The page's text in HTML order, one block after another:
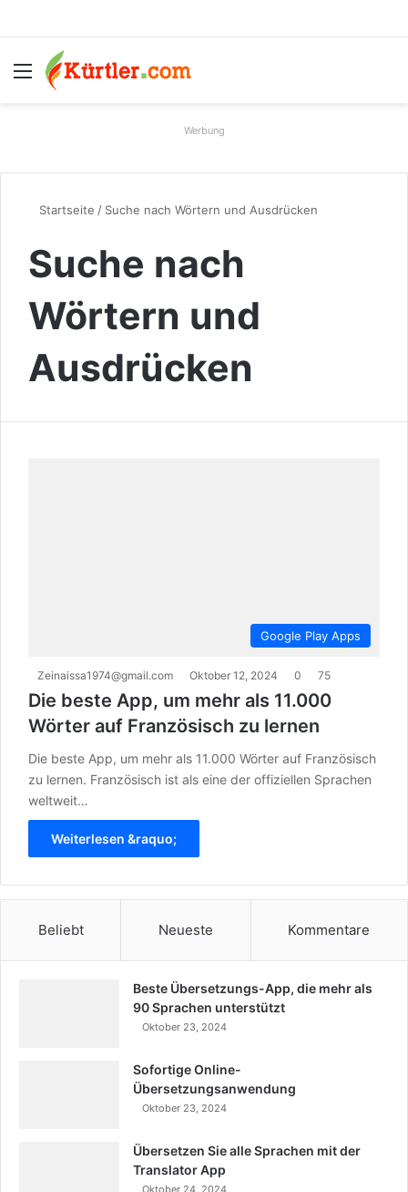
Menü
Werbung
Startseite / Suche nach Wörtern und Ausdrücken
Suche nach
Wörtern und
Ausdrücken
Google Play Apps
Zeinaissa1974@gmail.com Oktober 12, 2024 0 75
Die beste App, um mehr als 11.000
Wörter auf Französisch zu lernen
Die beste App, um mehr als 11.000 Wörter auf Französisch
zu lernen. Französisch ist als eine der offiziellen Sprachen
weltweit…
Weiterlesen &raquo;
Beliebt Neueste Kommentare
Beste Übersetzungs-App, die mehr als
90 Sprachen unterstützt
Oktober 23, 2024
Sofortige Online-
Übersetzungsanwendung
Oktober 23, 2024
Übersetzen Sie alle Sprachen mit der
Translator App